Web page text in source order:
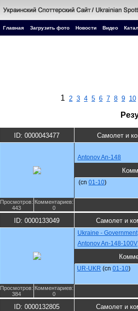
Главная Загрузить фото Новости Видео
1 2 3 4 5 6 7 8 9 10
ID: 0000043477 Самолет и
Antonov An-148
(cn 01-10)
Просмотров:
443
Комментариев:
0
ID: 0000133049 Самолет и
Ukraine - Government
Antonov An-148-100V
UR-UKR (cn 01-10)
Просмотров:
384
Комментариев:
0
ID: 0000132805 Самолет и